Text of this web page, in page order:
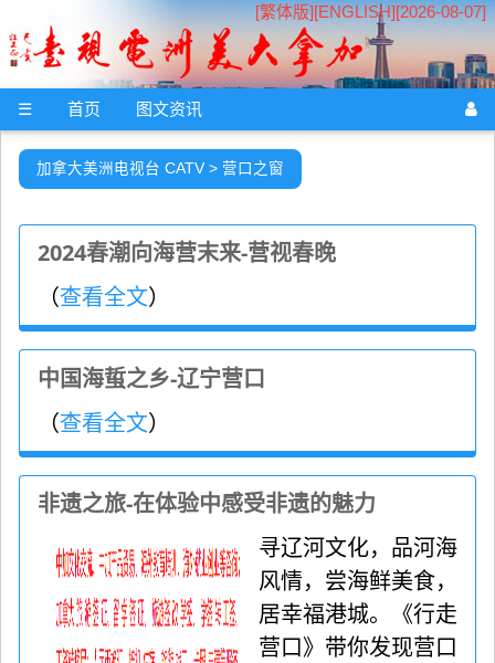
[繁体版][ENGLISH][2026-08-07]
☰ 首页 图文资讯
加拿大美洲电视台 CATV > 营口之窗
2024春潮向海营末来-营视春晚
（查看全文）
中国海蜇之乡-辽宁营口
（查看全文）
非遗之旅-在体验中感受非遗的魅力
寻辽河文化，品河海
风情，尝海鲜美食，
居幸福港城。《行走
营口》带你发现营口